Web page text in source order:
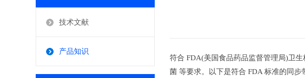
技术文献
产品知识
符合 FDA(美国食品药品监督管理局)卫
菌 等要求。以下是符合 FDA 标准的同步